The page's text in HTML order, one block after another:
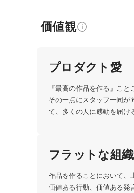
価値観
プロダクト愛
『最高の作品を作る』こ
その一点にスタッフ一同が
て、多くの人に感動を届け
フラットな組織
作品を作ることにおいて、
価値ある行動、価値ある発